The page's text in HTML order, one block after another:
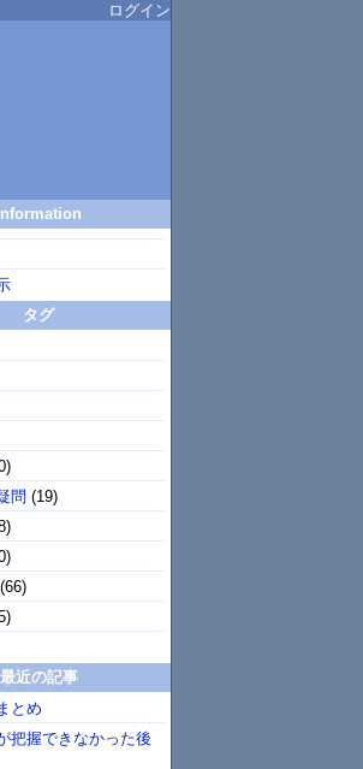
ログイン
Information
タグ
)
問 (19)
)
)
(66)
)
最近の記事
とめ
把握できなかった後